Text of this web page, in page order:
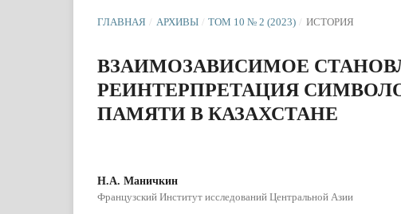
ГЛАВНАЯ / АРХИВЫ / ТОМ 10 № 2 (2023) / ИСТОРИЯ
ВЗАИМОЗАВИСИМОЕ
РЕИНТЕРПРЕТАЦИЯ
ПАМЯТИ В КАЗАХСТАНЕ
Н.А. Маничкин
Французский Институт исследований Центральной Азии